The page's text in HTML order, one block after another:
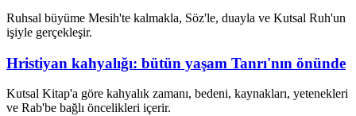
Ruhsal büyüme Mesih'te kalmakla, Söz'le, duayla ve Kutsal Ruh'un
işiyle gerçekleşir.
Hristiyan kahyalığı: bütün yaşam Tanrı'nın önünde
Kutsal Kitap'a göre kahyalık zamanı, bedeni, kaynakları, yetenekleri
ve Rab'be bağlı öncelikleri içerir.